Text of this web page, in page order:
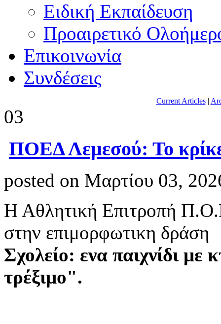
Ειδική Εκπαίδευση
Προαιρετικό
Επικοινωνία
Συνδέσεις
Current Articles|
03
ΠΟΕΔ Λεμεσού: Το
posted on Μαρτίου 03,
Η Αθλητική Επιτροπή
στην επιμορφωτικη δράση
Σχολείο: ενα παιχνίδι με
τρέξιμο".